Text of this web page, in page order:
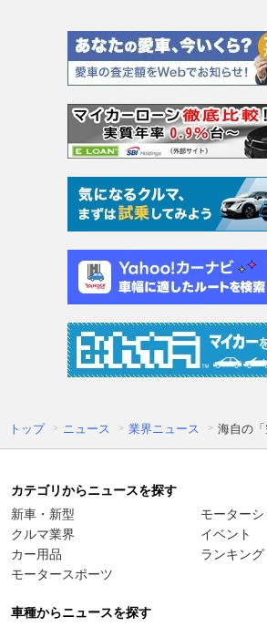
トップ ニュース 業界ニュース 海自の
カテゴリからニュースを探す
新車・新型
クルマ業界
カー用品
モータースポーツ
モーターシ
イベント
ランキング
車種からニュースを探す